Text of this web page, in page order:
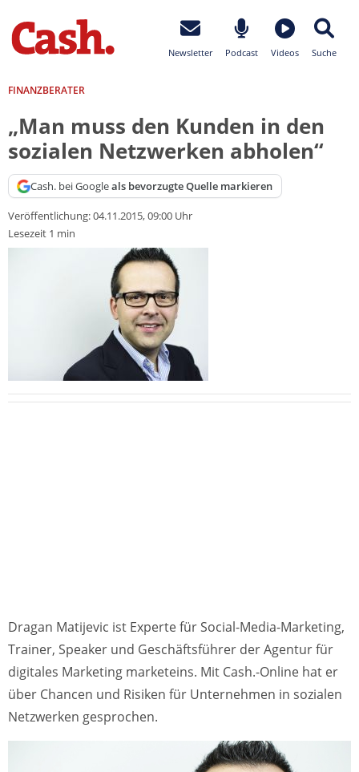
Newsletter Podcast Videos Suche
FINANZBERATER
„Man muss den Kunden in den
sozialen Netzwerken abholen“
Cash. bei Googleals bevorzugte Quelle markieren
Veröffentlichung:04.11.2015, 09:00 Uhr
Lesezeit 1 min
Dragan Matijevic ist Experte für Social-Media-Marketing,
Trainer, Speaker und Geschäftsführer der Agentur für
digitales Marketing marketeins. Mit Cash.-Online hat er
über Chancen und Risiken für Unternehmen in sozialen
Netzwerken gesprochen.